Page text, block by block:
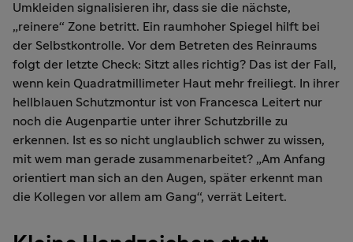
Umkleiden signalisieren ihr, dass sie die nächste,
„reinere“ Zone betritt. Ein raumhoher Spiegel hilft bei
der Selbstkontrolle. Vor dem Betreten des Reinraums
folgt der letzte Check: Sitzt alles richtig? Das ist der Fall,
wenn kein Quadratmillimeter Haut mehr freiliegt. In ihrer
hellblauen Schutzmontur ist von Francesca Leitert nur
noch die Augenpartie unter ihrer Schutzbrille zu
erkennen. Ist es so nicht unglaublich schwer zu wissen,
mit wem man gerade zusammenarbeitet? „Am Anfang
orientiert man sich an den Augen, später erkennt man
die Kollegen vor allem am Gang“, verrät Leitert.